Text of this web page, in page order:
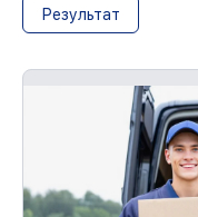
Результат